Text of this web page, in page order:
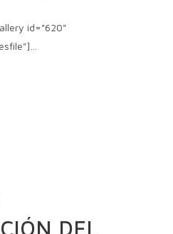
id="620"
DEL